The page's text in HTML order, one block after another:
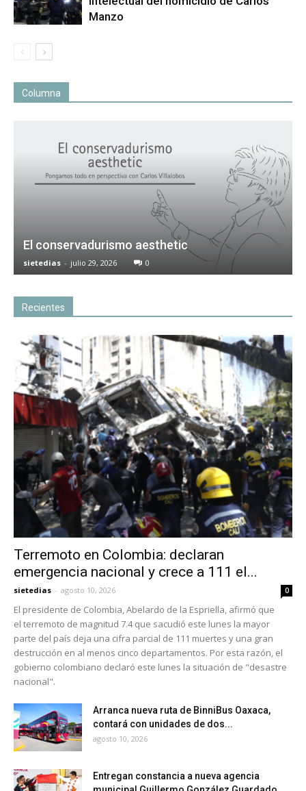
Manzo
Columna
El conservadurismo aesthetic
sietedias - julio 29, 2026 0
Recientes
Terremoto en Colombia: declaran
emergencia nacional y crece a 111 el...
sietedias - agosto 10, 2026 0
El presidente de Colombia, Abelardo de la Espriella, afirmó que
el terremoto de magnitud 7.4 que sacudió este lunes la mayor
parte del país deja una cifra parcial de 111 muertes y una gran
destrucción en al menos cinco departamentos. Por esta razón, el
gobierno colombiano declaró este lunes la situación de "desastre
nacional".
Arranca nueva ruta de BinniBus Oaxaca,
contará con unidades de dos...
agosto 10, 2026
Entregan constancia a nueva agencia